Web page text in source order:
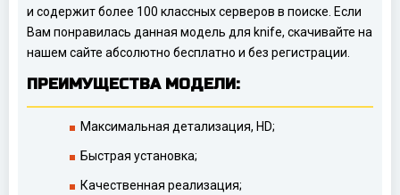
и содержит более 100 классных серверов в поиске. Если
Вам понравилась данная модель для knife, скачивайте на
нашем сайте абсолютно бесплатно и без регистрации.
ПРЕИМУЩЕСТВА МОДЕЛИ:
Максимальная детализация, HD;
Быстрая установка;
Качественная реализация;